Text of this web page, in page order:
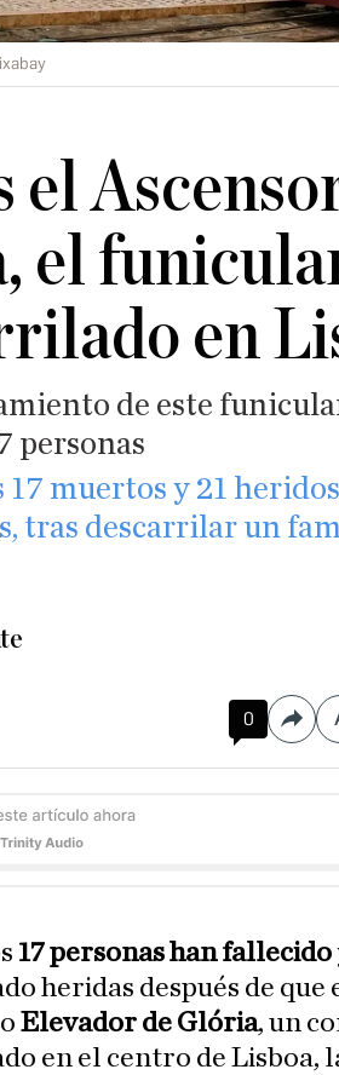
el
el
en
de este
personas
17 muertos y 21
tras descarrilar un
0
17 personas han fallecido
heridas después de que
Elevador de Glória, un
en el centro de Lisboa,